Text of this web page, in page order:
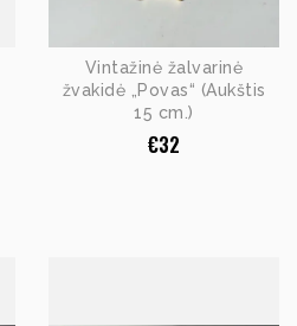
Vintažinė žalvarinė
žvakidė „Povas“ (Aukštis
15 cm.)
€32